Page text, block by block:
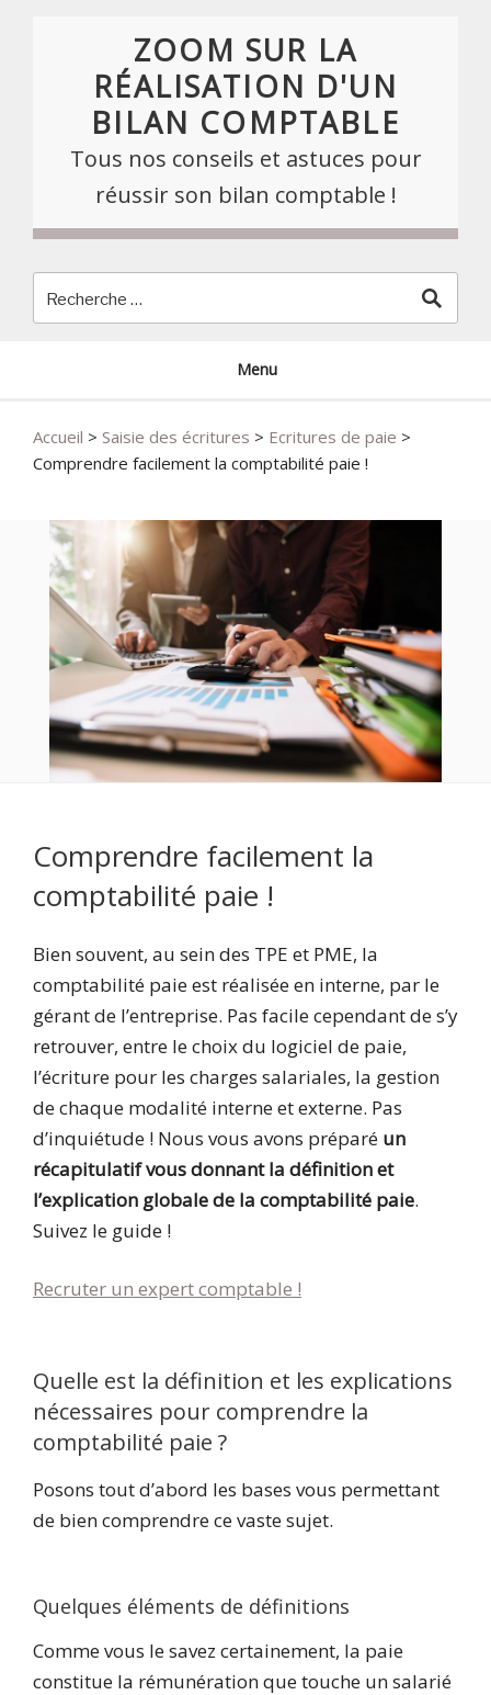
ZOOM SUR LA
RÉALISATION D'UN
BILAN COMPTABLE
Tous nos conseils et astuces pour
réussir son bilan comptable !
Menu
Accueil > Saisie des écritures > Ecritures de paie >
Comprendre facilement la comptabilité paie !
Comprendre facilement la
comptabilité paie !
Bien souvent, au sein des TPE et PME, la
comptabilité paie est réalisée en interne, par le
gérant de l’entreprise. Pas facile cependant de s’y
retrouver, entre le choix du logiciel de paie,
l’écriture pour les charges salariales, la gestion
de chaque modalité interne et externe. Pas
d’inquiétude ! Nous vous avons préparé un
récapitulatif vous donnant la définition et
l’explication globale de la comptabilité paie.
Suivez le guide !
Recruter un expert comptable !
Quelle est la définition et les explications
nécessaires pour comprendre la
comptabilité paie ?
Posons tout d’abord les bases vous permettant
de bien comprendre ce vaste sujet.
Quelques éléments de définitions
Comme vous le savez certainement, la paie
constitue la rémunération que touche un salarié